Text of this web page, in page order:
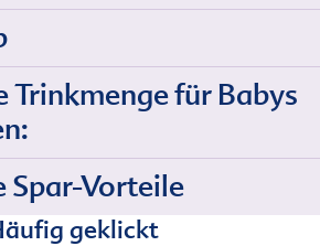
Trinkmenge für Babys
Spar-Vorteile
geklickt